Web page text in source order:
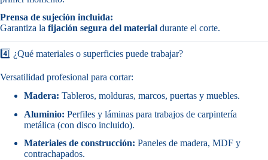
Prensa de sujeción incluida:
Garantiza la fijación segura del material durante el corte.
4️⃣ ¿Qué materiales o superficies puede trabajar?
Versatilidad profesional para cortar:
Madera: Tableros, molduras, marcos, puertas y muebles.
Aluminio: Perfiles y láminas para trabajos de carpintería
metálica (con disco incluido).
Materiales de construcción: Paneles de madera, MDF y
contrachapados.